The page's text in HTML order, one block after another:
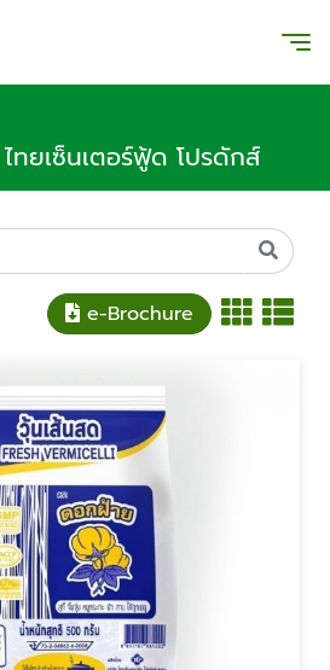
ทยเซ็นเตอร์ฟู้ด โปรดักส์
e-Brochure